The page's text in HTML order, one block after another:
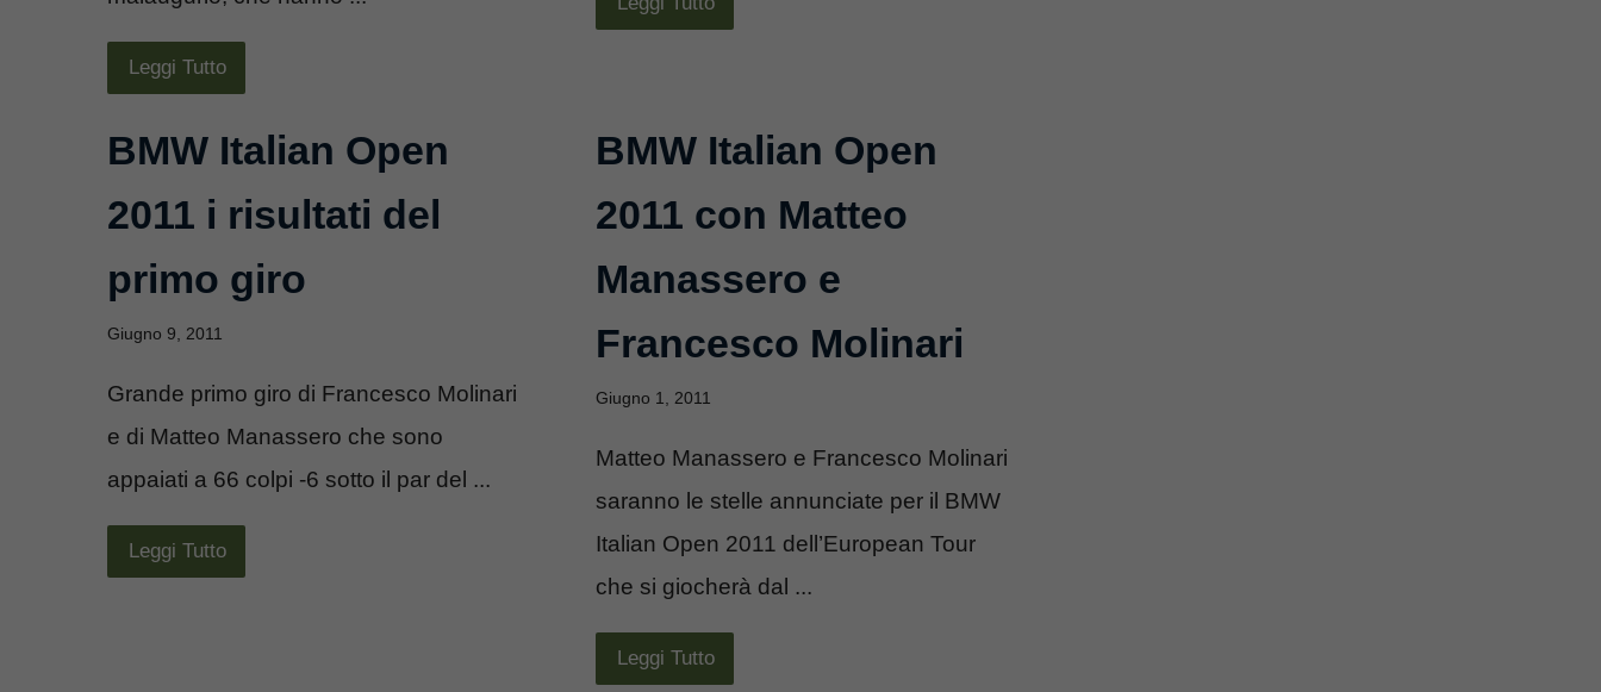
Leggi Tutto
BMW Italian Open
2011 i risultati del
primo giro
Giugno 9, 2011
Grande primo giro di Francesco Molinari
e di Matteo Manassero che sono
appaiati a 66 colpi -6 sotto il par del ...
Leggi Tutto
BMW Italian Open
2011 con Matteo
Manassero e
Francesco Molinari
Giugno 1, 2011
Matteo Manassero e Francesco Molinari
saranno le stelle annunciate per il BMW
Italian Open 2011 dell’European Tour
che si giocherà dal ...
Leggi Tutto